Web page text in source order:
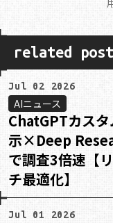
related
Jul 02 2026
AIニュース
ChatGPTカス
示×Deep
で調査3倍速【
チ最適化】
Jul 01 2026